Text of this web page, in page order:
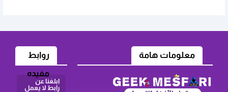
معلومات هامة
روابط
مفيده
ابلغنا عن
رابط لا يعمل